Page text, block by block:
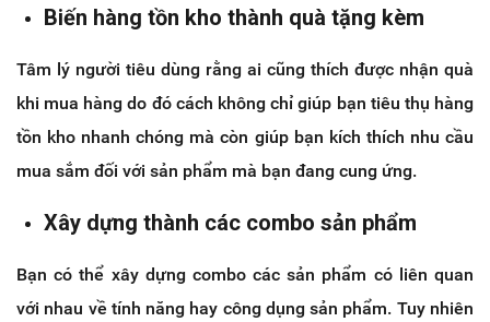
Biến hàng tồn kho thành quà tặng kèm
Tâm lý người tiêu dùng rằng ai cũng thích được nhận quà
khi mua hàng do đó cách không chỉ giúp bạn tiêu thụ hàng
tồn kho nhanh chóng mà còn giúp bạn kích thích nhu cầu
mua sắm đối với sản phẩm mà bạn đang cung ứng.
Xây dựng thành các combo sản phẩm
Bạn có thể xây dựng combo các sản phẩm có liên quan
với nhau về tính năng hay công dụng sản phẩm. Tuy nhiên